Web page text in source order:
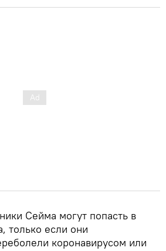
Сейма могут попасть в
только если они
коронавирусом или